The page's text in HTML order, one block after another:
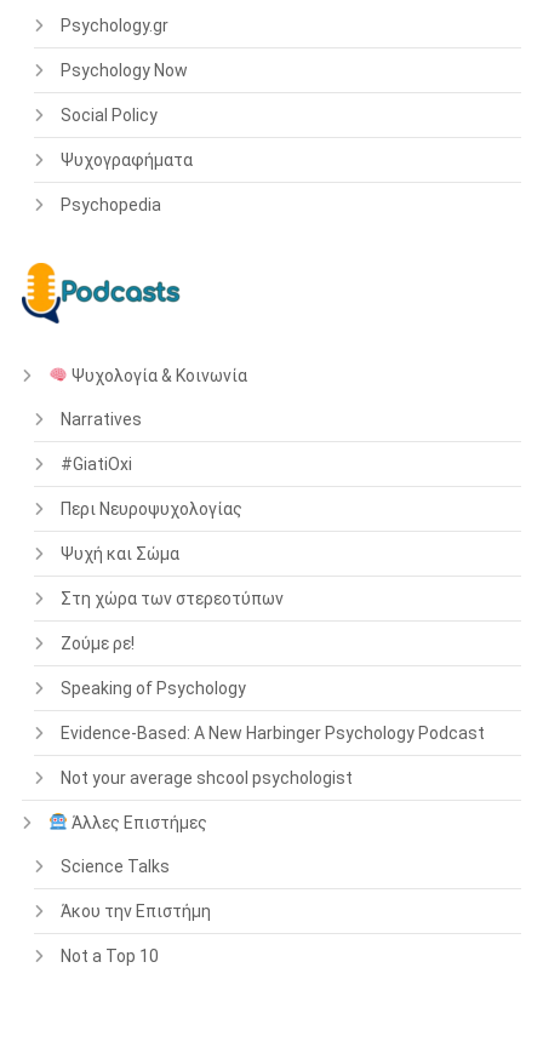
Psychology.gr
Psychology Now
Social Policy
Ψυχογραφήματα
Psychopedia
Ψυχολογία & Κοινωνία
Narratives
#GiatiOxi
Περι Νευροψυχολογίας
Ψυχή και Σώμα
Στη χώρα των στερεοτύπων
Ζούμε ρε!
Speaking of Psychology
Evidence-Based: A New Harbinger Psychology Podcast
Not your average shcool psychologist
Άλλες Επιστήμες
Science Talks
Άκου την Επιστήμη
Not a Top 10